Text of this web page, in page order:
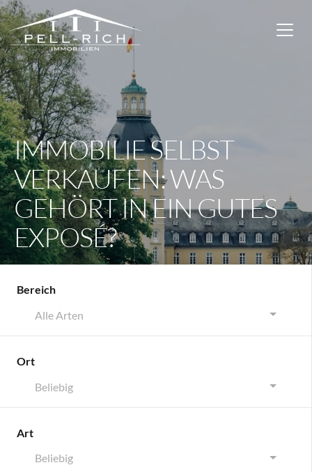
IMMOBILIE SELBST
VERKAUFEN: WAS
GEHÖRT IN EIN GUTES
EXPOSÉ?
Bereich
Alle Arten
Ort
Beliebig
Art
Beliebig
Immobilie selbst verkaufen Immobilie
Immobilie Selbst Verkaufen